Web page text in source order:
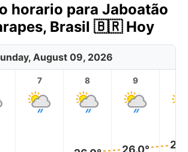
horario para Jaboatão
Brasil 🇧🇷 Hoy
August 09, 2026
7 8 9
26.0°